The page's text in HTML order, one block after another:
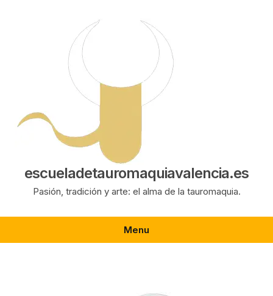
escueladetauromaquiavalencia.es
Pasión, tradición y arte: el alma de la tauromaquia.
Menu